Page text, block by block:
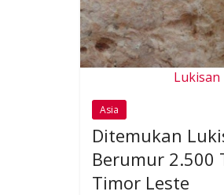
Lukisan
Asia
Ditemukan
Berumur 2.500
Timor Leste